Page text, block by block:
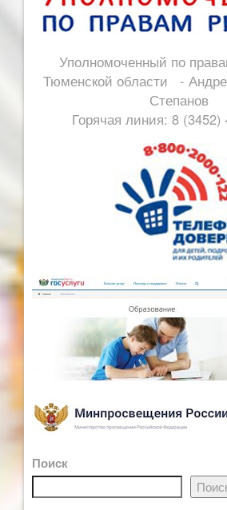
Уполномоченный по
Тюменской области -
Степанов
Горячая линия: 8 (3452)
Поиск